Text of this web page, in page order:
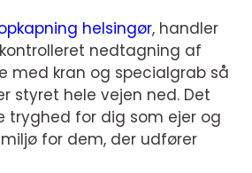
helsingør, handler
nedtagning af
med kran og specialgrab så
styret hele vejen ned. Det
tryghed for dig som ejer og
for dem, der udfører